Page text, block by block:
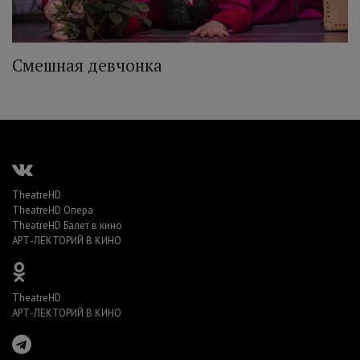
Смешная девчонка
TheatreHD
TheatreHD Опера
TheatreHD Балет в кино
АРТ-ЛЕКТОРИЙ В КИНО
TheatreHD
АРТ-ЛЕКТОРИЙ В КИНО